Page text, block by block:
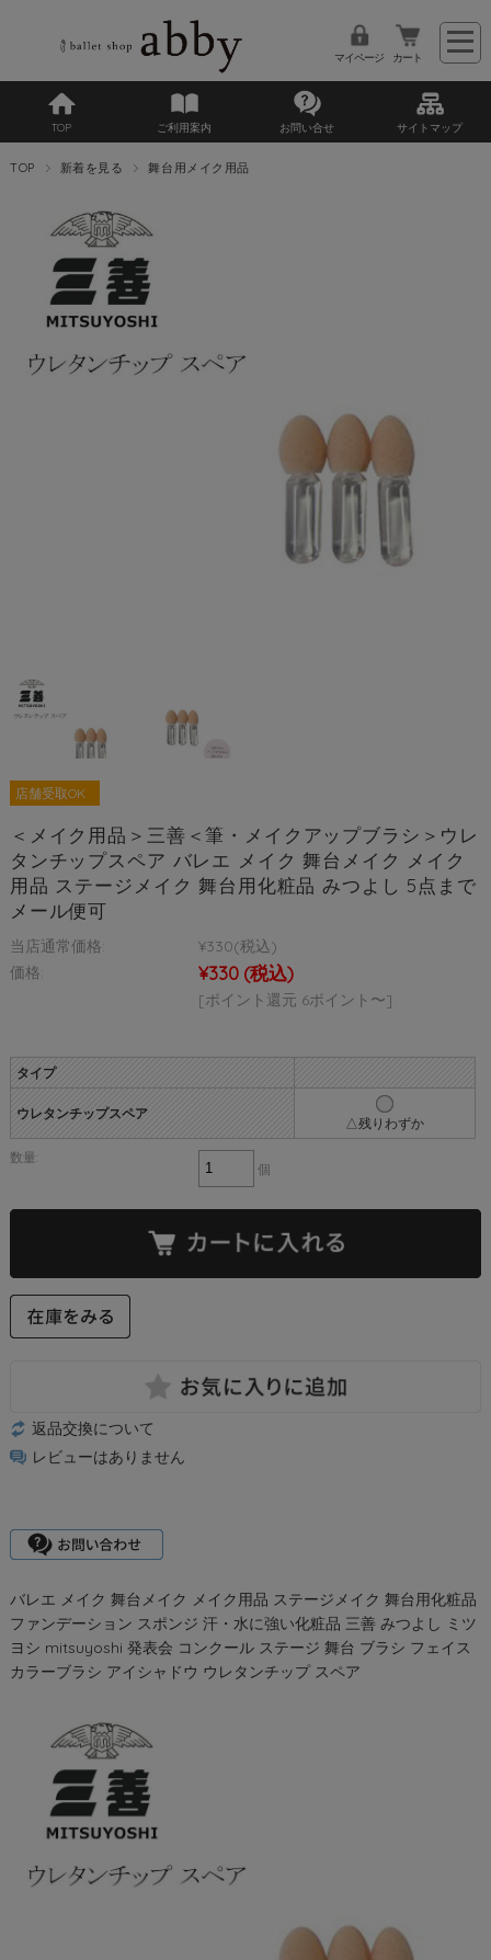
マイページ カート
TOP ご利用案内 お問い合せ サイトマップ
TOP 新着を見る 舞台用メイク用品
店舗受取OK
＜メイク用品＞三善＜筆・メイクアップブラシ＞ウレ
タンチップスペア バレエ メイク 舞台メイク メイク
用品 ステージメイク 舞台用化粧品 みつよし 5点まで
メール便可
当店通常価格: ¥330(税込)
価格:
¥330 (税込)
[ポイント還元 6ポイント〜]
タイプ
ウレタンチップスペア
△残りわずか
数量:
個
返品交換について
レビューはありません
バレエ メイク 舞台メイク メイク用品 ステージメイク 舞台用化粧品
ファンデーション スポンジ 汗・水に強い化粧品 三善 みつよし ミツ
ヨシ mitsuyoshi 発表会 コンクール ステージ 舞台 ブラシ フェイス
カラーブラシ アイシャドウ ウレタンチップ スペア